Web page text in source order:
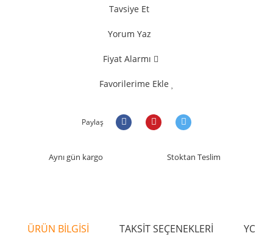
Tavsiye Et
Yorum Yaz
Fiyat Alarmı
Favorilerime Ekle
Paylaş
Aynı gün kargo Stoktan Teslim
ÜRÜN BİLGİSİ TAKSİT SEÇENEKLERİ